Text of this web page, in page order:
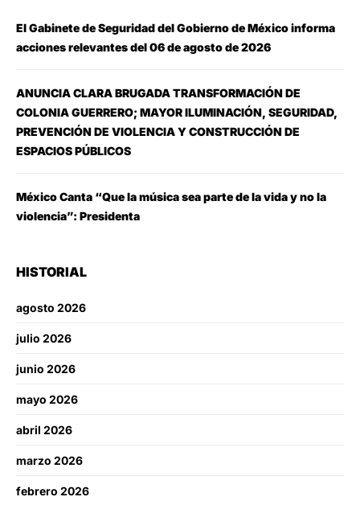
El Gabinete de Seguridad del Gobierno de México informa
acciones relevantes del 06 de agosto de 2026
ANUNCIA CLARA BRUGADA TRANSFORMACIÓN DE
COLONIA GUERRERO; MAYOR ILUMINACIÓN, SEGURIDAD,
PREVENCIÓN DE VIOLENCIA Y CONSTRUCCIÓN DE
ESPACIOS PÚBLICOS
México Canta “Que la música sea parte de la vida y no la
violencia”: Presidenta
HISTORIAL
agosto 2026
julio 2026
junio 2026
mayo 2026
abril 2026
marzo 2026
febrero 2026